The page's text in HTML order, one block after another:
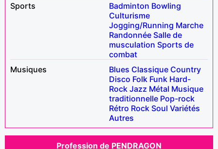
Sports
Badminton Bowling
Culturisme
Jogging/Running Marche
Randonnée Salle de
musculation Sports de
combat
Musiques
Blues Classique Country
Disco Folk Funk Hard-
Rock Jazz Métal Musique
traditionnelle Pop-rock
Rétro Rock Soul Variétés
Autres
Profession de PENDRAGON